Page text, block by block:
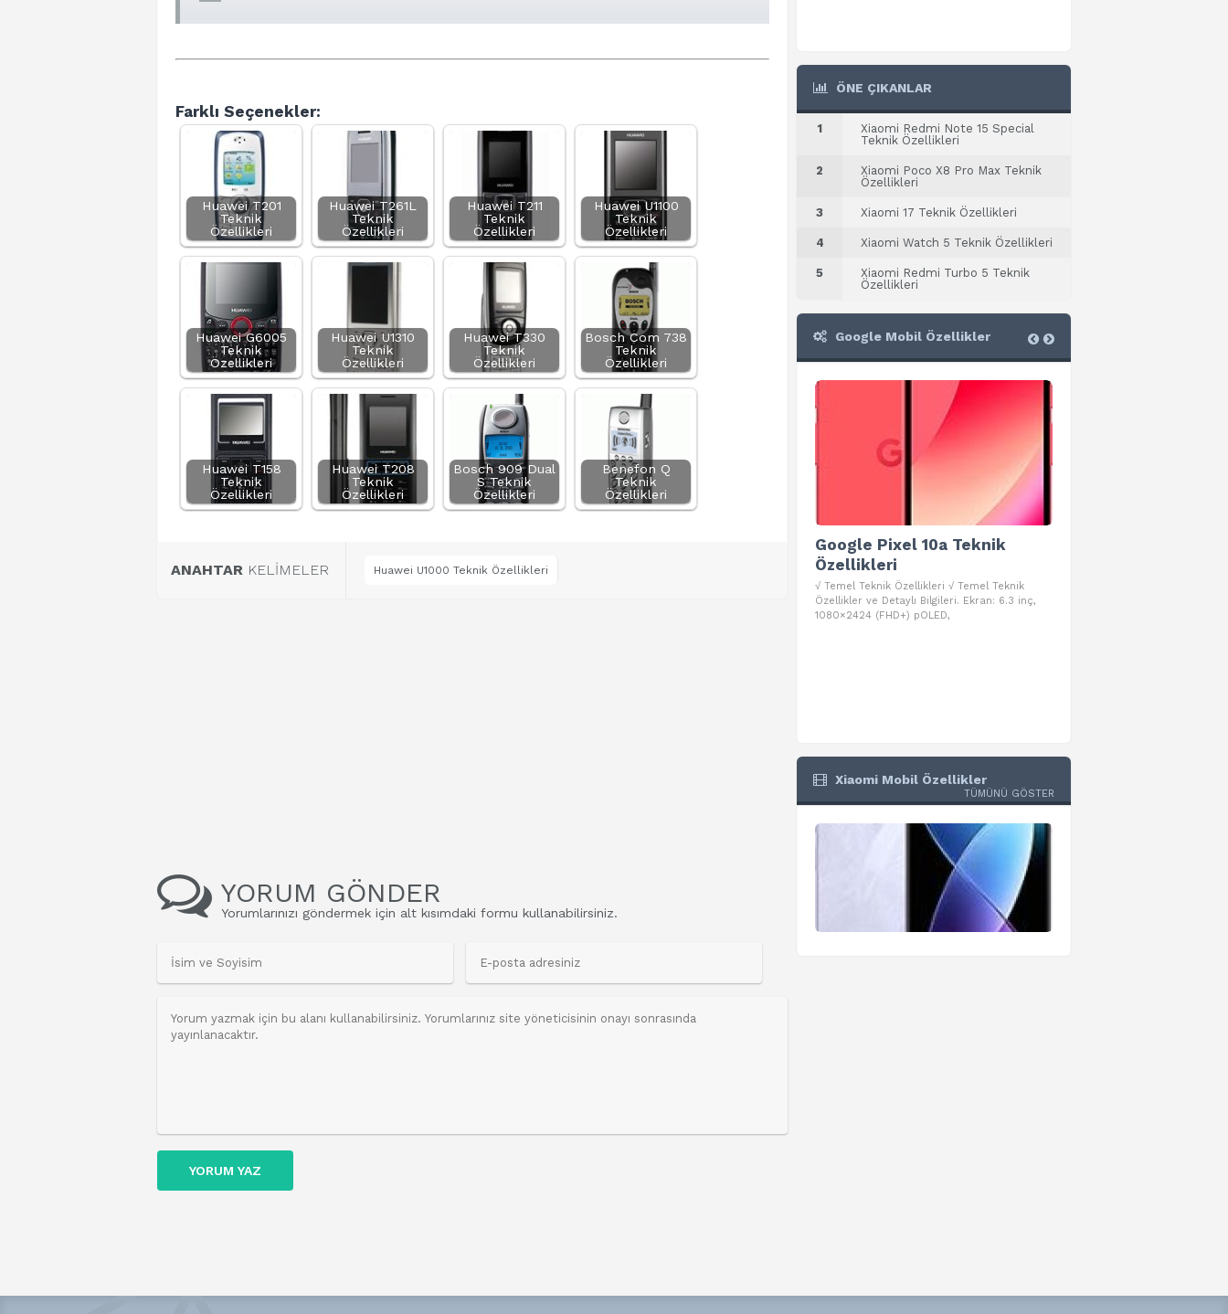
Farklı Seçenekler:
Huawei T201
Teknik
Özellikleri
Huawei T261L
Teknik
Özellikleri
Huawei T211
Teknik
Özellikleri
Huawei U1100
Teknik
Özellikleri
Huawei G6005
Teknik
Özellikleri
Huawei U1310
Teknik
Özellikleri
Huawei T330
Teknik
Özellikleri
Bosch Com 738
Teknik
Özellikleri
Huawei T158
Teknik
Özellikleri
Huawei T208
Teknik
Özellikleri
Bosch 909 Dual
S Teknik
Özellikleri
Benefon Q
Teknik
Özellikleri
ANAHTAR KELİMELER Huawei U1000 Teknik Özellikleri
YORUM GÖNDER
Yorumlarınızı göndermek için alt kısımdaki formu kullanabilirsiniz.
YORUM YAZ
ÖNE ÇIKANLAR
1
Xiaomi Redmi Note 15 Special
Teknik Özellikleri
2
Xiaomi Poco X8 Pro Max Teknik
Özellikleri
3 Xiaomi 17 Teknik Özellikleri
4 Xiaomi Watch 5 Teknik Özellikleri
5
Xiaomi Redmi Turbo 5 Teknik
Özellikleri
Google Mobil Özellikler
Google Pixel 10a Teknik
Özellikleri
√ Temel Teknik Özellikleri √ Temel Teknik
Özellikler ve Detaylı Bilgileri. Ekran: 6.3 inç,
1080×2424 (FHD+) pOLED,
Xiaomi Mobil Özellikler
TÜMÜNÜ GÖSTER